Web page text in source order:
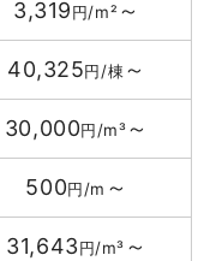
3,319円/m² ～
40,325円/棟～
30,000円/m³～
500円/m ～
31,643円/m³ ～